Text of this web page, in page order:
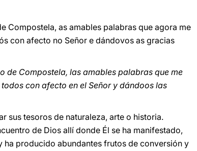
Compostela, as amables palabras que agora me
con afecto no Señor e dándovos as gracias
de Compostela, las amables palabras que me
con afecto en el Señor y dándoos las
sus tesoros de naturaleza, arte o historia.
de Dios allí donde Él se ha manifestado,
producido abundantes frutos de conversión y